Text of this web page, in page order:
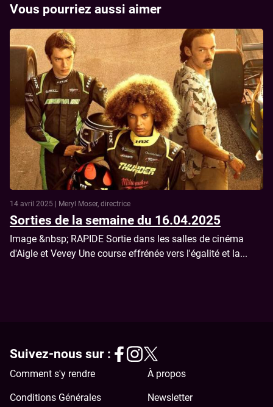
Vous pourriez aussi aimer
Image
14 avril 2025 | Meryl Moser, directrice
Sorties de la semaine du 16.04.2025
Image &nbsp; RAPIDE Sortie dans les salles de cinéma
d'Aigle et Vevey Une course effrénée vers l'égalité et la...
Comment s'y rendre À propos
Conditions Générales Newsletter
Suivez-nous sur :